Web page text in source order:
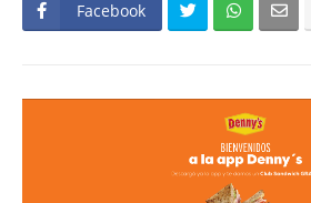
Facebook